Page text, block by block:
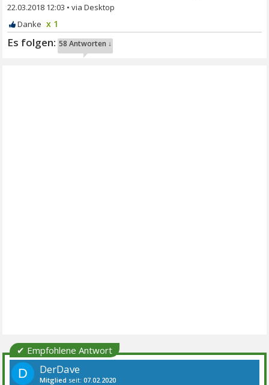
22.03.2018 12:03 •
x 1
58 Antworten ↓
✔ Empfohlene Antwort
D DerDave
Mitglied seit:07.02.2020